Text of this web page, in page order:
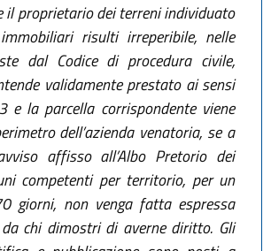
il proprietario dei terreni individuato
risulti irreperibile, nelle
dal Codice di procedura civile,
validamente prestato ai sensi
e la parcella corrispondente viene
dell’azienda venatoria, se a
affisso all’Albo Pretorio dei
competenti per territorio, per un
giorni, non venga fatta espressa
chi dimostri di averne diritto. Gli